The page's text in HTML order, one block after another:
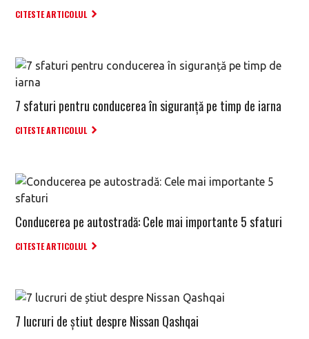
CITESTE ARTICOLUL
7 sfaturi pentru conducerea în siguranță pe timp de iarna
CITESTE ARTICOLUL
Conducerea pe autostradă: Cele mai importante 5 sfaturi
CITESTE ARTICOLUL
7 lucruri de știut despre Nissan Qashqai